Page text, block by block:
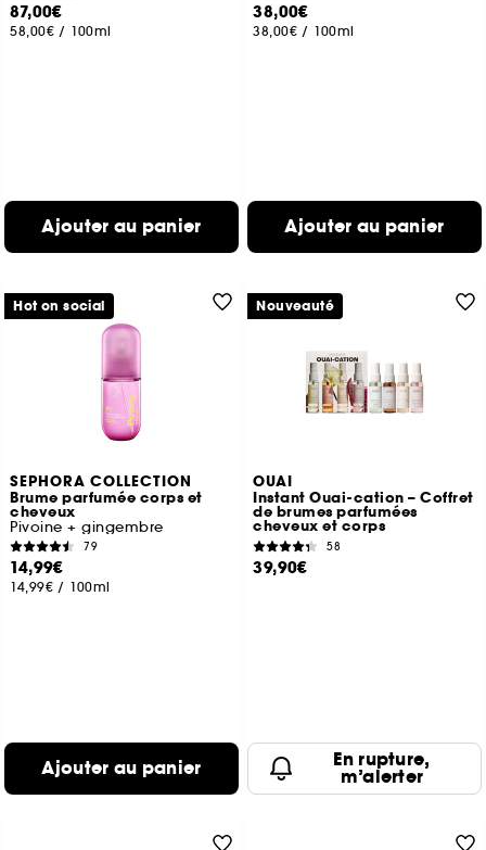
87,00€
58,00€ / 100ml
Ajouter au panier
38,00€
38,00€ / 100ml
Ajouter au panier
SEPHORA COLLECTION
Brume parfumée corps et
cheveux
Pivoine + gingembre
79
14,99€
14,99€ / 100ml
Ajouter au panier
Hot on social
OUAI
Instant Ouai-cation – Coffret
de brumes parfumées
cheveux et corps
58
39,90€
En rupture,
m’alerter
Nouveauté